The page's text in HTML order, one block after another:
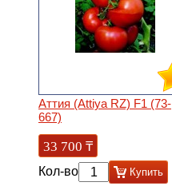
Аттия (Attiya RZ) F1 (73-
667)
33 700 ₸
Кол-во Купить